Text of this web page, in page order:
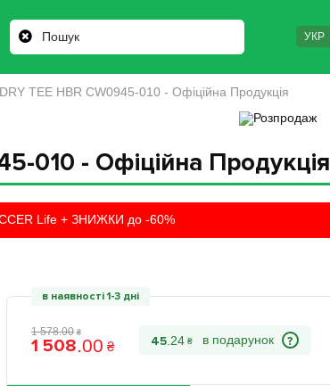
010 - Офіційна Продукція
Life + ЗНИЖКИ до -60%
в наявності 1-3 дні
1 578.00 ₴
1 508.00 ₴ 45.24 ₴ ?
УКР
TEE HBR CW0945-010 - Офіційна Продукція